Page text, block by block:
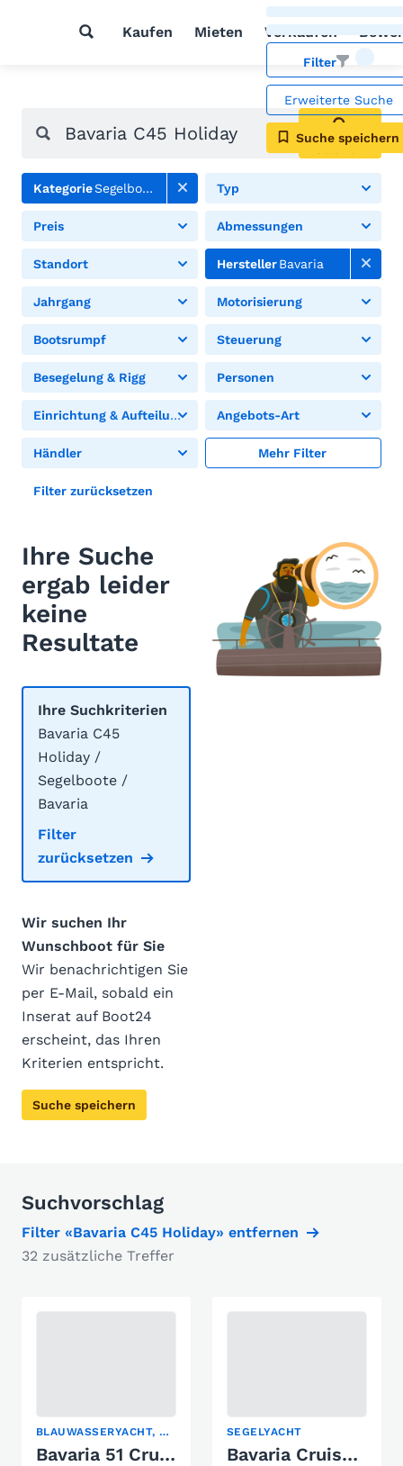
Kaufen Mieten Verkaufen
Filter
Erweiterte Suche
Suche speichern
Suchen
KategorieSegelboote Typ
Preis Abmessungen
Standort HerstellerBavaria
Jahrgang Motorisierung
Bootsrumpf Steuerung
Besegelung & Rigg Personen
Einrichtung & Aufteilung Angebots-Art
Händler Mehr Filter
Filter zurücksetzen
Ihre Suche
ergab leider
keine
Resultate
Ihre Suchkriterien
Bavaria C45
Holiday /
Segelboote /
Bavaria
Filter
zurücksetzen
Wir suchen Ihr
Wunschboot für Sie
Wir benachrichtigen Sie
per E-Mail, sobald ein
Inserat auf Boot24
erscheint, das Ihren
Kriterien entspricht.
Suche speichern
Suchvorschlag
Filter «Bavaria C45 Holiday» entfernen
32 zusätzliche Treffer
BLAUWASSERYACHT, SEGELYACHT
Bavaria 51 Cruiser
SEGELYACHT
Bavaria Cruiser 32